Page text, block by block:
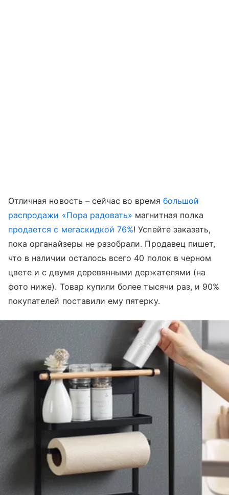
Отличная новость – сейчас во время большой
распродажи «Пора радовать» магнитная полка
продается с мегаскидкой 76%! Успейте заказать,
пока органайзеры не разобрали. Продавец пишет,
что в наличии осталось всего 40 полок в черном
цвете и с двумя деревянными держателями (на
фото ниже). Товар купили более тысячи раз, и 90%
покупателей поставили ему пятерку.